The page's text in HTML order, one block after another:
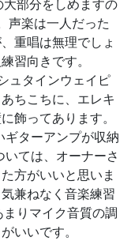
大部分をしめますの
声楽は一人だった
重唱は無理でしょ
習向きです。
ュタインウェイピ
ちこちに、エレキ
飾ってあります。
ターアンプが収納
ては、オーナーさ
方がいいと思いま
兼ねなく音楽練習
りマイク音質の調
いいです。